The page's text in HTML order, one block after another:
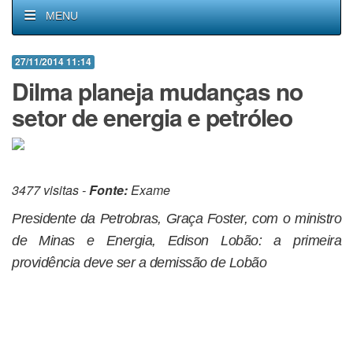
MENU
27/11/2014 11:14
Dilma planeja mudanças no
setor de energia e petróleo
3477 visitas -Fonte:Exame
Presidente da Petrobras, Graça Foster, com o ministro
de Minas e Energia, Edison Lobão: a primeira
providência deve ser a demissão de Lobão